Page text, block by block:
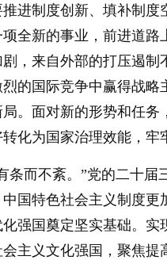
进制度创新、填补制
全新的事业，前进道
，来自外部的打压遏
烈的国际竞争中赢得战
。面对新的形势和任
化为国家治理效能，牢
条而不紊。”党的二十
国特色社会主义制度
强国奠定坚实基础。
主义文化强国，聚焦